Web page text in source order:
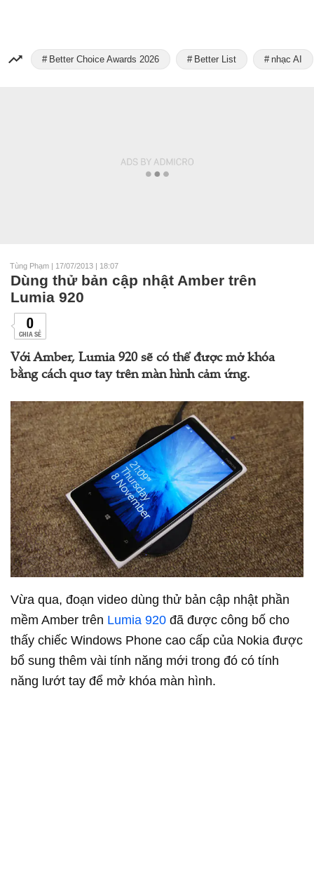
Better Choice Awards 2026 Better List nhạc AI
Tùng Phạm | 17/07/2013 | 18:07
Dùng thử bản cập nhật Amber trên
Lumia 920
0
CHIA SẺ
Với Amber, Lumia 920 sẽ có thể được mở khóa
bằng cách quơ tay trên màn hình cảm ứng.
Vừa qua, đoạn video dùng thử bản cập nhật phần
mềm Amber trên Lumia 920 đã được công bố cho
thấy chiếc Windows Phone cao cấp của Nokia được
bổ sung thêm vài tính năng mới trong đó có tính
năng lướt tay để mở khóa màn hình.